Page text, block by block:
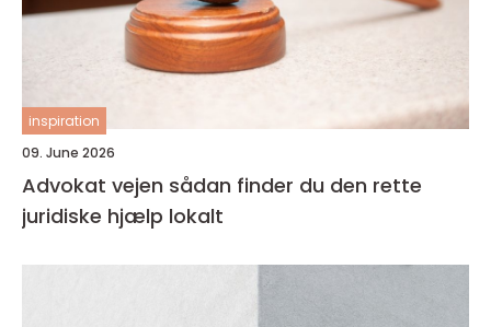
inspiration
09. June 2026
Advokat vejen sådan finder du den rette
juridiske hjælp lokalt